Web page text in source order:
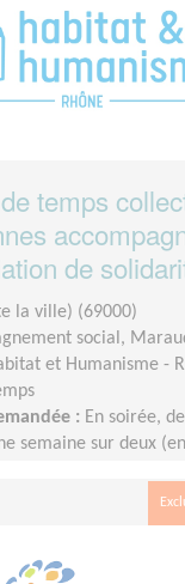
temps
de
la ville) (69000)
social,
et Humanisme -
: En soirée,
semaine sur deux